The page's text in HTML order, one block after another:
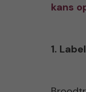
kans
1.